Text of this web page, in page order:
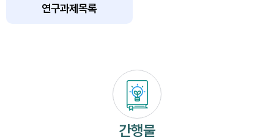
연구과제목록
간행물